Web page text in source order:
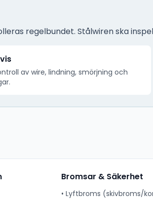
regelbundet. Stålwiren ska
av wire, lindning, smörjning och
Bromsar & Säkerhet
• Lyftbroms (skivbroms/